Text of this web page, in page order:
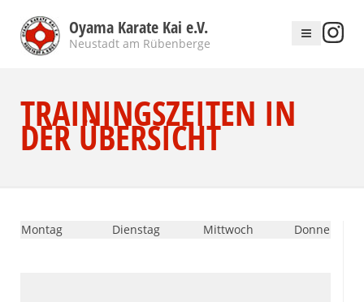
Oyama Karate Kai e.V.
Neustadt am Rübenberge
TRAININGSZEITEN IN
DER ÜBERSICHT
Montag Dienstag Mittwoch Donnerstag